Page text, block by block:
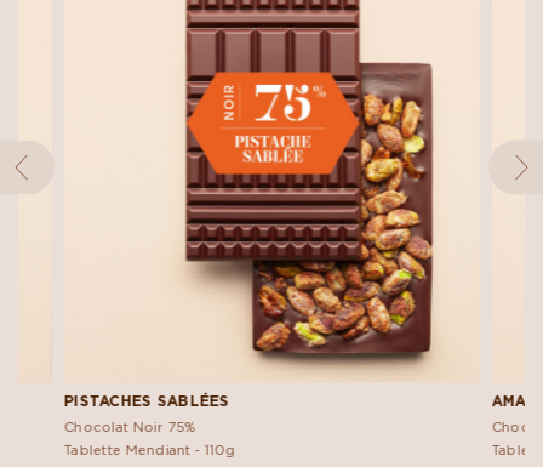
PISTACHES SABLÉES
Chocolat Noir 75%
Tablette Mendiant - 110g